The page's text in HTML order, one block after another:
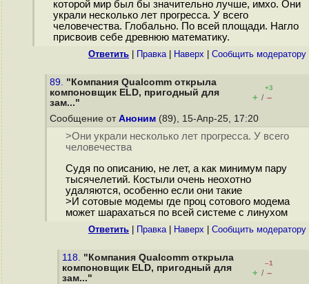
которой мир был бы значительно лучше, имхо. Они
украли несколько лет прогресса. У всего
человечества. Глобально. По всей площади. Нагло
присвоив себе древнюю математику.
Ответить Правка| Наверх Cообщить модератору
89. "Компания Qualcomm открыла
компоновщик ELD, пригодный для
зам..."
+3
+ / –
Сообщение от Аноним (89), 15-Апр-25, 17:20
>Они украли несколько лет прогресса. У всего
человечества
Судя по описанию, не лет, а как минимум пару
тысячелетий. Костыли очень неохотно
удаляются, особенно если они такие
>И сотовые модемы где проц сотового модема
может шарахаться по всей системе с линухом
Ответить Правка| Наверх Cообщить модератору
118. "Компания Qualcomm открыла
компоновщик ELD, пригодный для
зам..."
–1
+ / –